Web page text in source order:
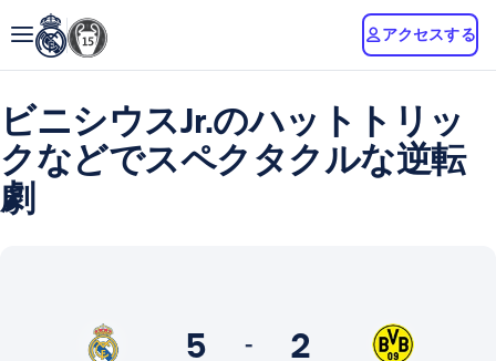
アクセスする
ビニシウスJr.のハットトリッ
クなどでスペクタクルな逆転
劇
5 - 2